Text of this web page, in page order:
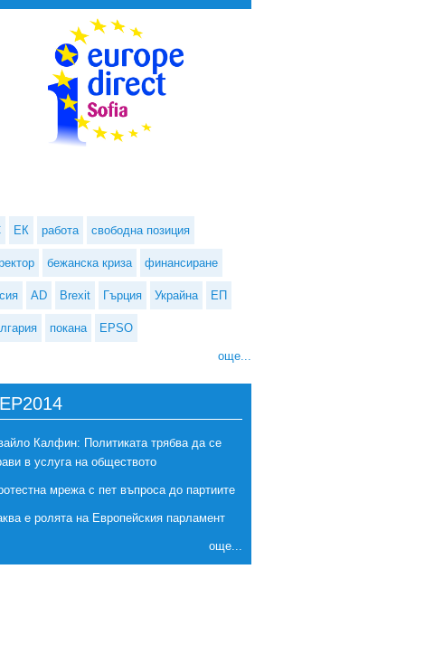
няма да наложи вето за присъединяване на независима Шотландия
не се отказва от искането за нов референдум за независимост
ЕК работа свободна позиция
бежанска криза финансиране
AD Brexit Гърция Украйна ЕП
покана EPSO
още...
Калфин: Политиката трябва да се
в услуга на обществото
мрежа с пет въпроса до партиите
е ролята на Европейския парламент
още...